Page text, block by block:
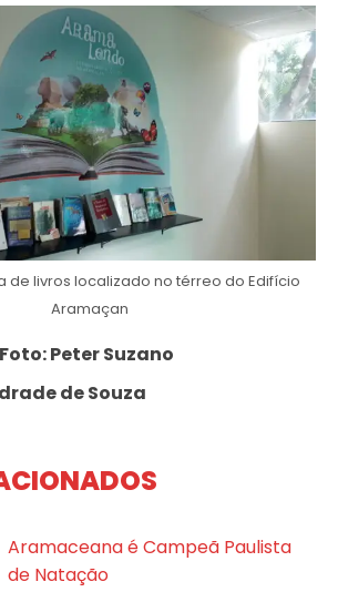
de livros localizado no térreo do Edifício
Aramaçan
Peter Suzano
de Souza
Aramaceana é Campeã Paulista
de Natação